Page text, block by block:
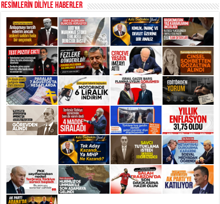
RESİMLERİN DİLİYLE HABERLER